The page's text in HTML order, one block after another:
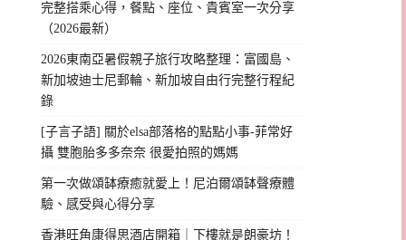
完整搭乘心得，餐點、座位、貴賓室一次分享
（2026最新）
2026東南亞暑假親子旅行攻略整理：富國島、
新加坡迪士尼郵輪、新加坡自由行完整行程紀
錄
[子言子語] 關於elsa部落格的點點小事-菲常好
攝 雙胞胎多多奈奈 很愛拍照的媽媽
第一次做頌缽療癒就愛上！尼泊爾頌缽聲療體
驗、感受與心得分享
香港旺角康得思酒店開箱｜下樓就是朗豪坊！